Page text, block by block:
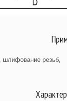
резьб,